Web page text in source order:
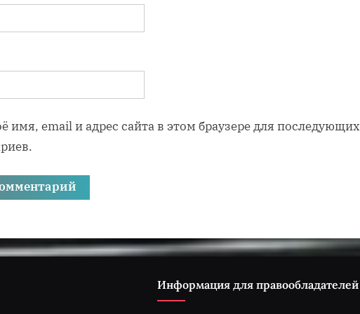
имя, email и адрес сайта в этом браузере для последующих
Информация для правообладателей